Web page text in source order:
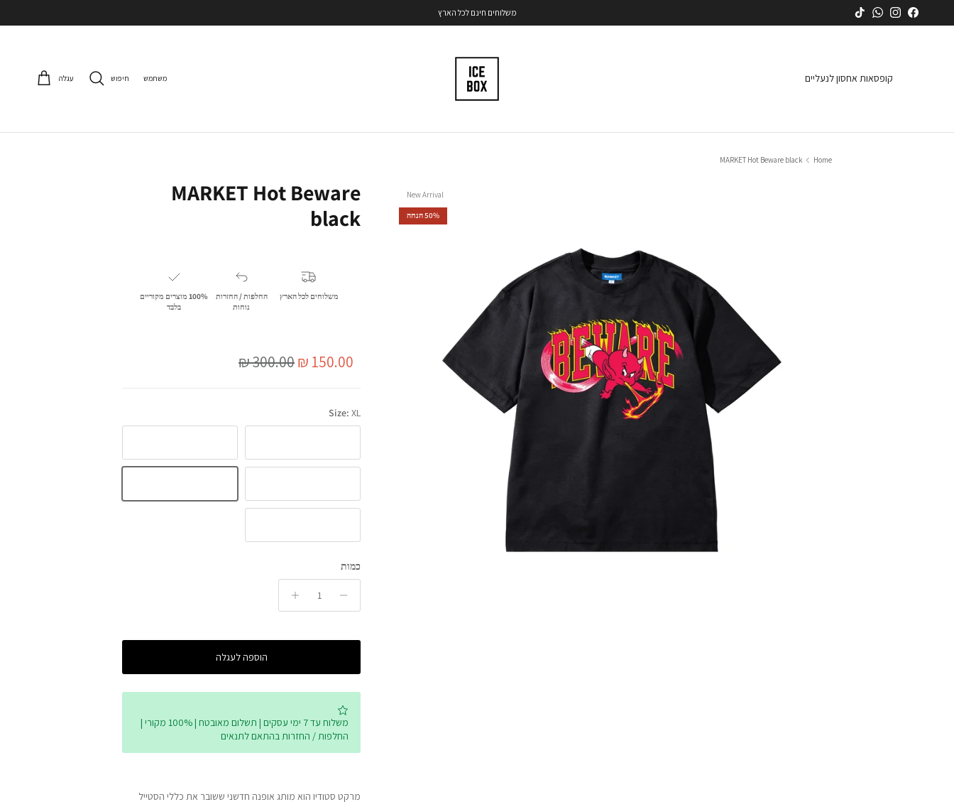
Facebook
Instagram
WhatsApp
TikTok משלוחים חינם לכל הארץ
קופסאות אחסון לנעליים משתמש חיפוש עגלה
Home
MARKET Hot Beware black
New Arrival
50% הנחה
MARKET Hot Beware
black
משלוחים לכל הארץ
החלפות / החזרות
נוחות
100% מוצרים מקוריים
בלבד
מחיר מבצע
150.00 ₪ מחיר מלא
300.00 ₪
Size: XL
כמות
הוספה לעגלה
משלוח עד 7 ימי עסקים | תשלום מאובטח | 100% מקורי |
החלפות / החזרות בהתאם לתנאים
מרקט סטודיו הוא מותג אופנה חדשני ששובר את כללי הסטייל